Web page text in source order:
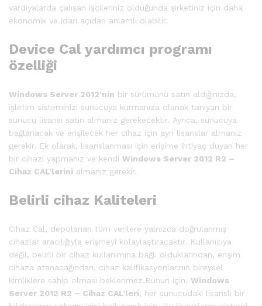
vardiyalarda çalışan işçileriniz olduğunda şirketiniz için daha
ekonomik ve idari açıdan anlamlı olabilir.
Device Cal yardımcı programı
özelliği
Windows Server 2012’nin bir sürümünü satın aldığınızda,
işletim sisteminizi sunucuya kurmanıza olanak tanıyan bir
sunucu lisansı satın almanız gerekecektir. Ayrıca, sunucuya
bağlanacak ve erişilecek her cihaz için ayrı lisanslar almanız
gerekir. Ek olarak, lisanslanması için erişime ihtiyaç duyan her
bir cihazı yapmanız ve kendi Windows Server 2012 R2 –
Cihaz CAL’lerini almanız gerekir.
Belirli cihaz Kaliteleri
Cihaz Cal, depolanan tüm verilere yalnızca doğrulanmış
cihazlar aracılığıyla erişmeyi kolaylaştıracaktır. Kullanıcıya
değil, belirli bir cihaz kullanımına bağlı olduklarından, erişim
cihaza atanacağından, cihaz kalifikasyonlarının bireysel
kimliklere sahip olması beklenmez.Bunun için, Windows
Server 2012 R2 – Cihaz CAL’leri, her sunucudaki lisanslı bir